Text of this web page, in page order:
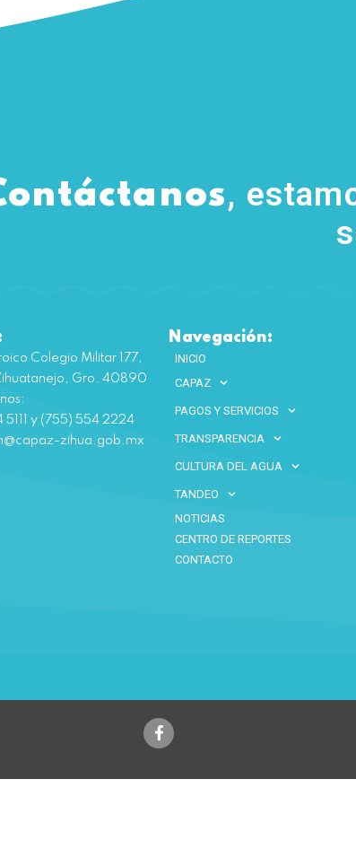
,
Colegio Militar 177,
Gro. 40890
5111 y (755) 554 2224
zihua.gob.mx
Navegación:
INICIO
CAPAZ
PAGOS Y SERVICIOS
TRANSPARENCIA
CULTURA DEL AGUA
TANDEO
NOTICIAS
CENTRO DE REPORTES
CONTACTO